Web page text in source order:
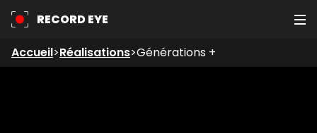
RECORD EYE
Accueil>Réalisations>Générations +